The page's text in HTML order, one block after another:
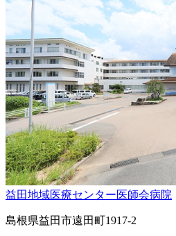
益田地域医療センター医師会病院
島根県益田市遠田町1917-2